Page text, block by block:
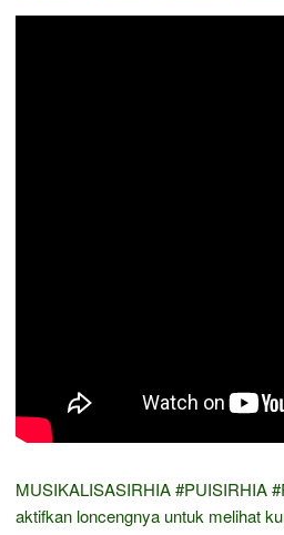
MUSIKALISASIRHIA​ #PUISIRHIA​
aktifkan loncengnya untuk melihat